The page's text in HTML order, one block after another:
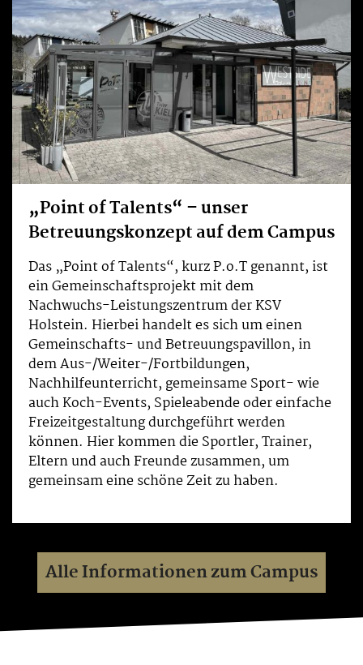
„Point of Talents“ – unser
Betreuungskonzept auf dem Campus
Das „Point of Talents“, kurz P.o.T genannt, ist
ein Gemeinschaftsprojekt mit dem
Nachwuchs-Leistungszentrum der KSV
Holstein. Hierbei handelt es sich um einen
Gemeinschafts- und Betreuungspavillon, in
dem Aus-/Weiter-/Fortbildungen,
Nachhilfeunterricht, gemeinsame Sport- wie
auch Koch-Events, Spieleabende oder einfache
Freizeitgestaltung durchgeführt werden
können. Hier kommen die Sportler, Trainer,
Eltern und auch Freunde zusammen, um
gemeinsam eine schöne Zeit zu haben.
Alle Informationen zum Campus